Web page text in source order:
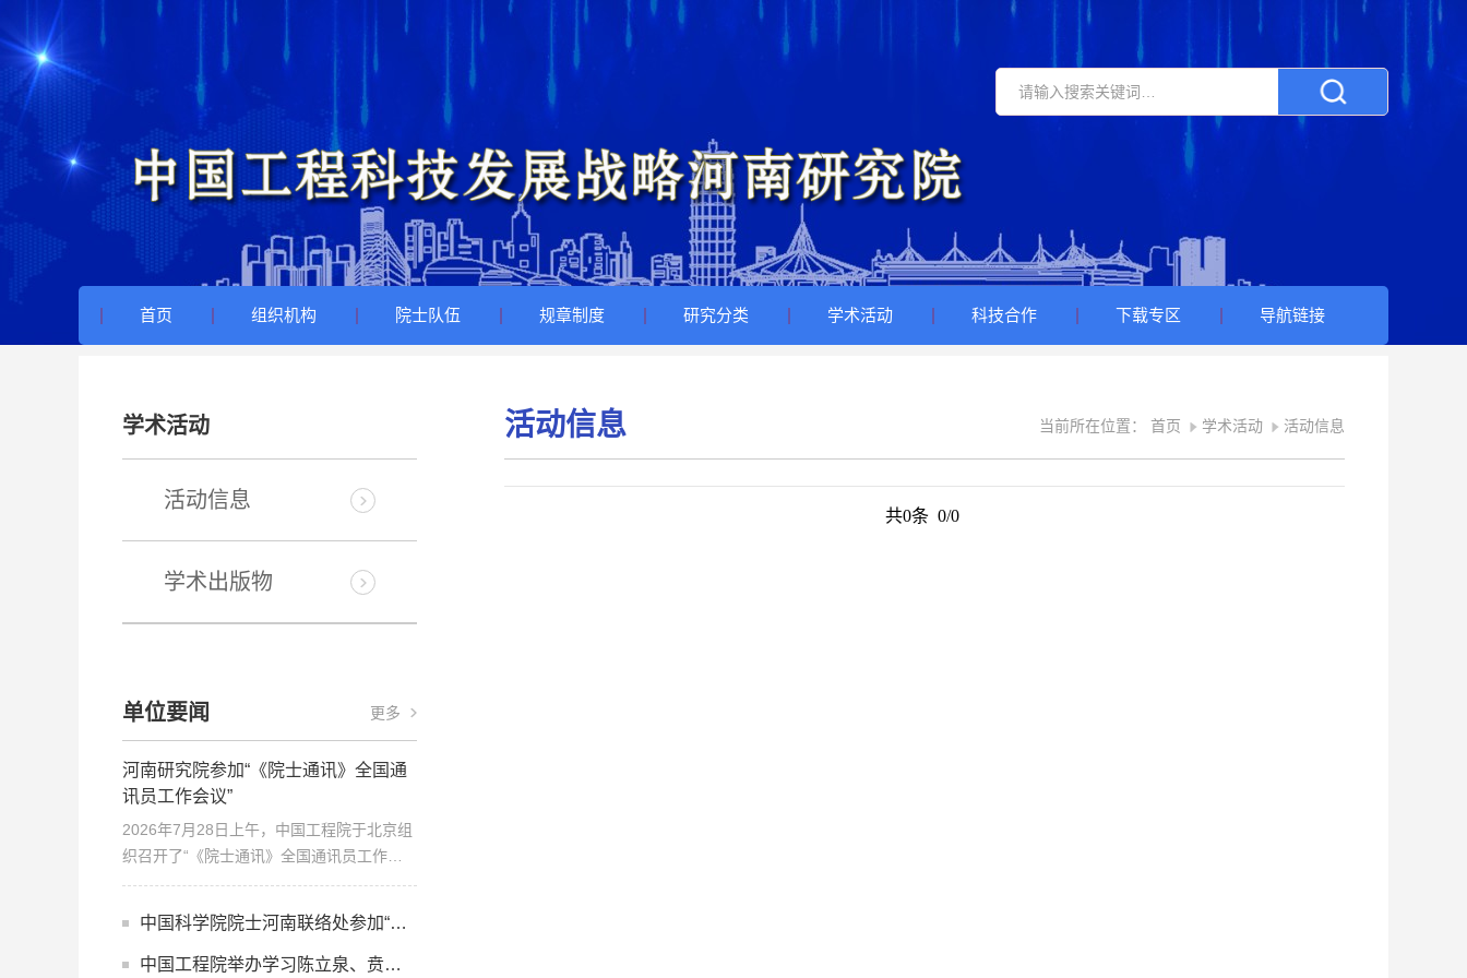
首页 组织机构 院士队伍 规章制度 研究分类 学术活动 科技合作 下载专区 导航链接
学术活动
活动信息
学术出版物
单位要闻 更多
河南研究院参加“《院士通讯》全国通
讯员工作会议”
2026年7月28日上午，中国工程院于北京组
织召开了“《院士通讯》全国通讯员工作会
议”。会议由刘峰松主持...
中国科学院院士河南联络处参加“中国科学院联络处...
中国工程院举办学习陈立泉、贲德院士科学家精神座谈会
活动信息 当前所在位置： 首页 学术活动 活动信息
共0条 0/0